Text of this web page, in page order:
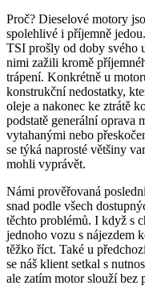
Proč? Dieselové motory
spolehlivé i příjemně
TSI prošly od doby svého
nimi zažili kromě
trápení. Konkrétně u
konstrukční nedostatky,
oleje a nakonec ke ztrátě
podstatě generální oprava
vytahanými nebo
se týká naprosté většiny
mohli vyprávět.
Námi prověřovaná
snad podle všech
těchto problémů. I když s
jednoho vozu s nájezdem
těžko říct. Také u
se náš klient setkal s
ale zatím motor slouží bez